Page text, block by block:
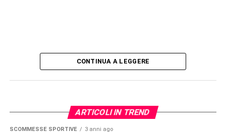
CONTINUA A LEGGERE
ARTICOLI IN TREND
SCOMMESSE SPORTIVE 3 anni ago